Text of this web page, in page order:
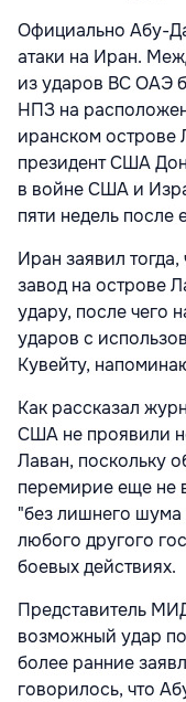
Официально Абу-
атаки на Иран.
из ударов ВС ОАЭ
НПЗ на
иранском острове
президент США
в войне США и
пяти недель после
Иран заявил
завод на острове
удару, после чего
ударов с
Кувейту,
Как рассказал
США не проявили
Лаван, поскольку
перемирие еще не
"без лишнего шума
любого другого
боевых действиях.
Представитель
возможный удар
более ранние
говорилось, что